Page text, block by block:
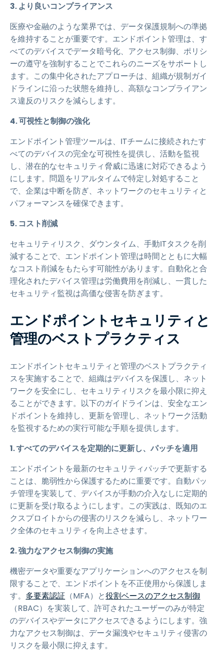
3. より良いコンプライアンス
医療や金融のような業界では、データ保護規制への準拠
を維持することが重要です。エンドポイント管理は、す
べてのデバイスでデータ暗号化、アクセス制御、ポリシ
ーの遵守を強制することでこれらのニーズをサポートし
ます。この集中化されたアプローチは、組織が規制ガイ
ドラインに沿った状態を維持し、高額なコンプライアン
ス違反のリスクを減らします。
4. 可視性と制御の強化
エンドポイント管理ツールは、ITチームに接続されたす
べてのデバイスの完全な可視性を提供し、活動を監視
し、潜在的なセキュリティ脅威に迅速に対応できるよう
にします。問題をリアルタイムで特定し対処すること
で、企業は中断を防ぎ、ネットワークのセキュリティと
パフォーマンスを確保できます。
5. コスト削減
セキュリティリスク、ダウンタイム、手動ITタスクを削
減することで、エンドポイント管理は時間とともに大幅
なコスト削減をもたらす可能性があります。自動化と合
理化されたデバイス管理は労働費用を削減し、一貫した
セキュリティ監視は高価な侵害を防ぎます。
エンドポイントセキュリティと
管理のベストプラクティス
エンドポイントセキュリティと管理のベストプラクティ
スを実施することで、組織はデバイスを保護し、ネット
ワークを安全にし、セキュリティリスクを最小限に抑え
ることができます。以下のガイドラインは、安全なエン
ドポイントを維持し、更新を管理し、ネットワーク活動
を監視するための実行可能な手順を提供します。
1. すべてのデバイスを定期的に更新し、パッチを適用
エンドポイントを最新のセキュリティパッチで更新する
ことは、脆弱性から保護するために重要です。自動パッ
チ管理を実装して、デバイスが手動の介入なしに定期的
に更新を受け取るようにします。この実践は、既知のエ
クスプロイトからの侵害のリスクを減らし、ネットワー
ク全体のセキュリティを向上させます。
2. 強力なアクセス制御の実施
機密データや重要なアプリケーションへのアクセスを制
限することで、エンドポイントを不正使用から保護しま
す。 多要素認証 （MFA）と役割ベースのアクセス制御
（RBAC）を実装して、許可されたユーザーのみが特定
のデバイスやデータにアクセスできるようにします。強
力なアクセス制御は、データ漏洩やセキュリティ侵害の
リスクを最小限に抑えます。